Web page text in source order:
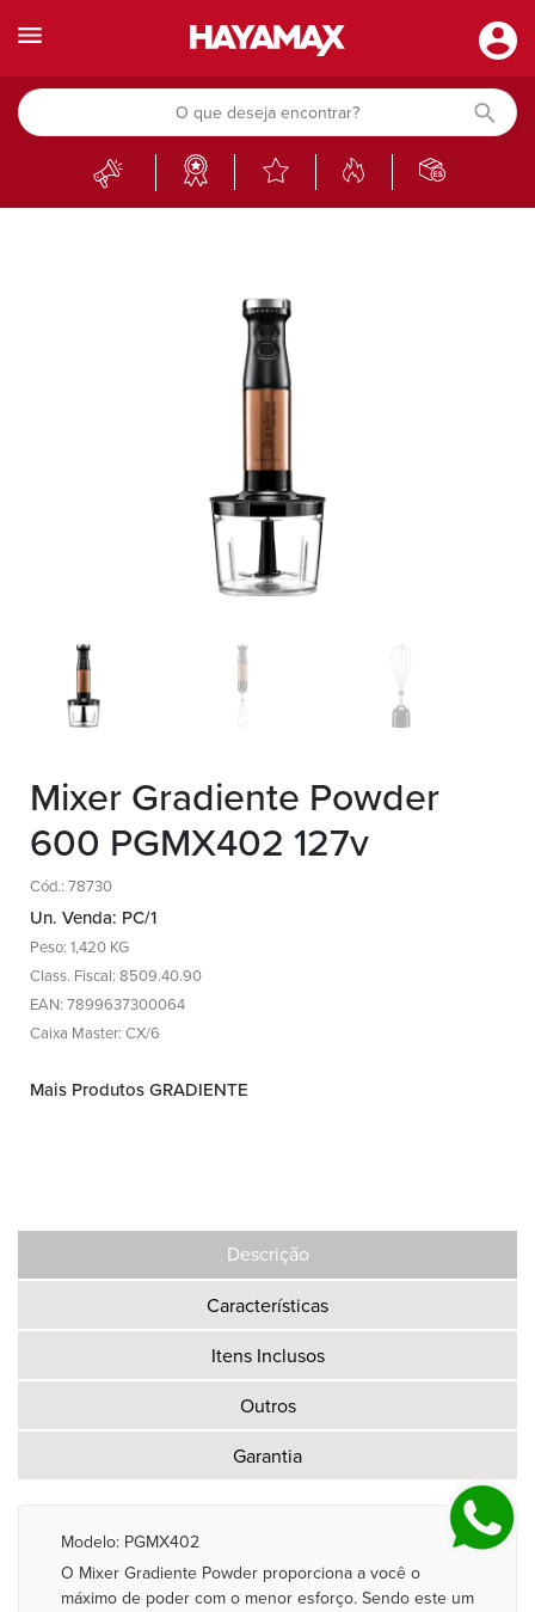
Mixer Gradiente Powder
600 PGMX402 127v
Cód.: 78730
Un. Venda: PC/1
Peso: 1,420 KG
Class. Fiscal: 8509.40.90
EAN: 7899637300064
Caixa Master: CX/6
Mais Produtos GRADIENTE
Descrição
Características
Itens Inclusos
Outros
Garantia
Modelo: PGMX402
O Mixer Gradiente Powder proporciona a você o
máximo de poder com o menor esforço. Sendo este um